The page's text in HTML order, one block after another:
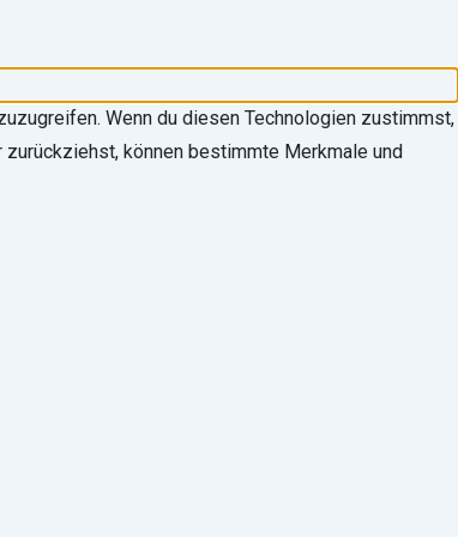
Wenn du diesen Technologien zustimmst,
können bestimmte Merkmale und